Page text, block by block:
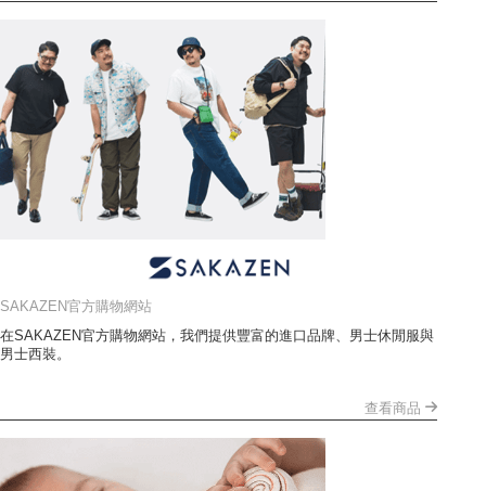
SAKAZEN官方購物網站
在SAKAZEN官方購物網站，我們提供豐富的進口品牌、男士休閒服與
男士西裝。
查看商品